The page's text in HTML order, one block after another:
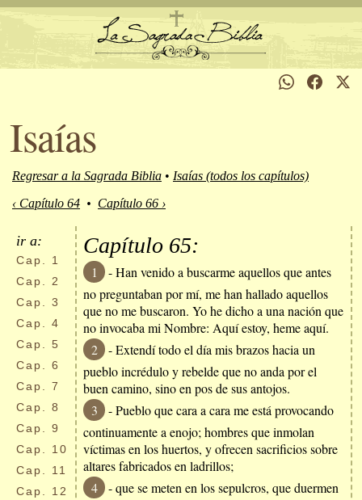
Isaías
Regresar a la Sagrada Biblia • Isaías (todos los capítulos)
‹ Capítulo 64 • Capítulo 66 ›
ir a:
Cap.
1
Cap.
2
Cap.
3
Cap.
4
Cap.
5
Cap.
6
Cap.
7
Cap.
8
Cap.
9
Cap.
10
Cap.
11
Cap.
12
Capítulo 65:
1
- Han venido a buscarme aquellos que antes
no preguntaban por mí, me han hallado aquellos
que no me buscaron. Yo he dicho a una nación que
no invocaba mi Nombre: Aquí estoy, heme aquí.
2
- Extendí todo el día mis brazos hacia un
pueblo incrédulo y rebelde que no anda por el
buen camino, sino en pos de sus antojos.
3
- Pueblo que cara a cara me está provocando
continuamente a enojo; hombres que inmolan
víctimas en los huertos, y ofrecen sacrificios sobre
altares fabricados en ladrillos;
4
- que se meten en los sepulcros, que duermen